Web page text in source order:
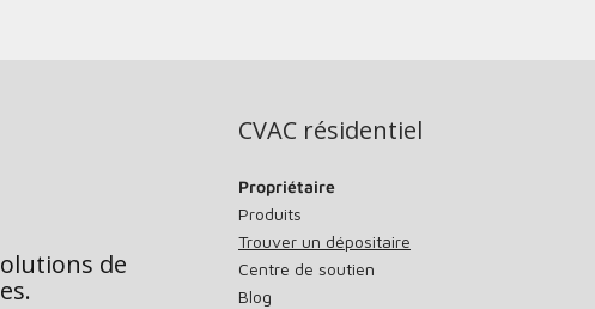
de
CVAC résidentiel
Propriétaire
Produits
Trouver un dépositaire
Centre de soutien
Blog